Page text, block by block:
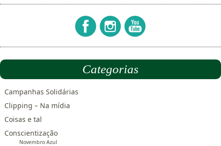
Categorias
Campanhas Solidárias
Clipping – Na mídia
Coisas e tal
Conscientização
Novembro Azul